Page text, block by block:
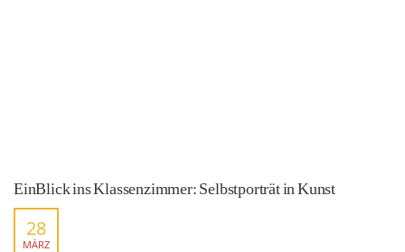
EinBlick ins Klassenzimmer: Selbstporträt in Kunst
28
MÄRZ